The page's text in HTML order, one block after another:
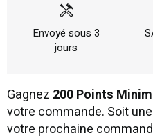
handyman
Envoyé sous 3
jours
Gagnez 200 Points
votre commande. Soit
votre prochaine